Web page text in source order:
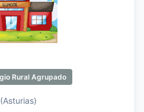
Rural Agrupado